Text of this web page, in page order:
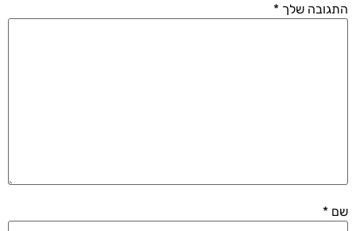
התגובה שלך *
שם *